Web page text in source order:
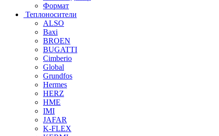
Формат
Теплоносители
ALSO
Baxi
BROEN
BUGATTI
Cimberio
Global
Grundfos
Hermes
HERZ
HME
IMI
JAFAR
K-FLEX